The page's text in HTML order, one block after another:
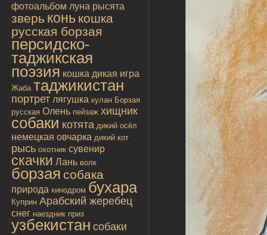
фотоальбом луна рысята
зверь конь кошка
русская борзая
персидско-
таджикская
поэзия кошка дикая игра
Жаба таджикистан
портрет лягушка кулан Борзая
русская Олень пейзаж хищник
собаки котята дикий осёл
немецкая овчарка дикий кот
рысь охотник сувенир
скачки Лань волк
борзая собака
природа кинодром бухара
Куприн Арабский жеребец
снег наездник приз
узбекистан собаки